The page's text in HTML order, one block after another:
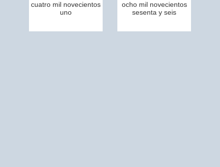
cuatro mil novecientos
uno
ocho mil novecientos
sesenta y seis